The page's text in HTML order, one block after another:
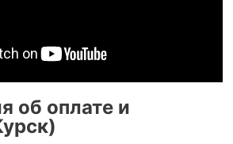
об оплате и